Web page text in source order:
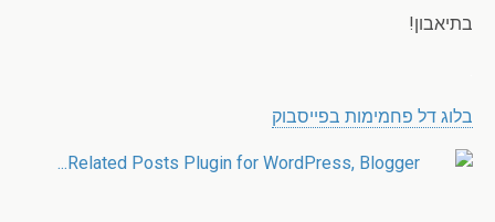
בתיאבון!
בלוג דל פחמימות בפייסבוק